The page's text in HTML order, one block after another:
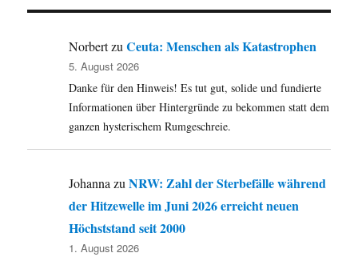
in
Millionen
verschwendet,
wir
hier
NorbertzuCeuta: Menschen als Katastrophen
5. August 2026
Danke für den Hinweis! Es tut gut, solide und fundierte
Informationen über Hintergründe zu bekommen statt dem
ganzen hysterischem Rumgeschreie.
JohannazuNRW: Zahl der Sterbefälle während
der Hitzewelle im Juni 2026 erreicht neuen
Höchststand seit 2000
1. August 2026